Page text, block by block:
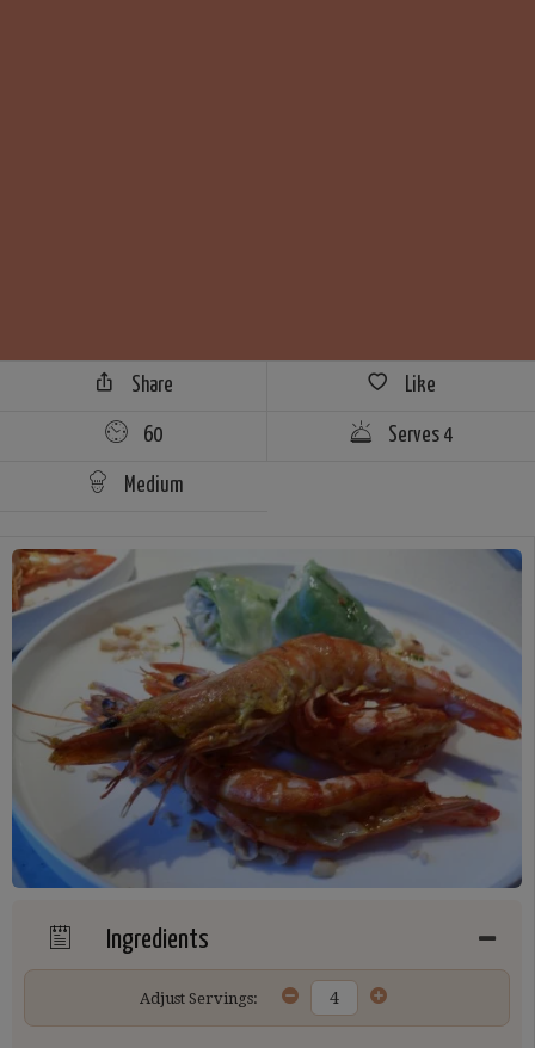
Share Like
60 Serves 4
Medium
Ingredients
Adjust Servings: